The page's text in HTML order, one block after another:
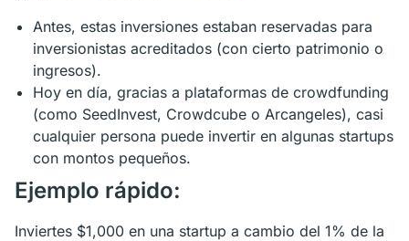
Antes, estas inversiones estaban reservadas para
inversionistas acreditados (con cierto patrimonio o
ingresos).
Hoy en día, gracias a plataformas de crowdfunding
(como SeedInvest, Crowdcube o Arcangeles), casi
cualquier persona puede invertir en algunas startups
con montos pequeños.
Ejemplo rápido:
Inviertes $1,000 en una startup a cambio del 1% de la